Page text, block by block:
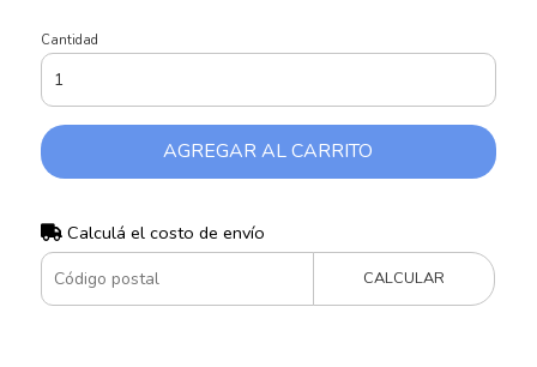
Cantidad
AGREGAR AL CARRITO
Calculá el costo de envío
CALCULAR